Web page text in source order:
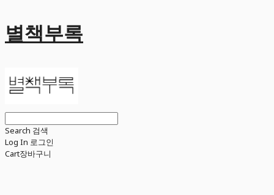
별책부록
Search 검색
Log In 로그인
Cart장바구니